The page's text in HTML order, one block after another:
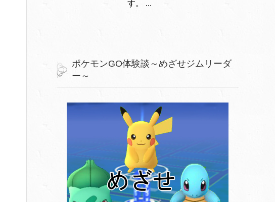
す。 ...
ポケモンGO体験談～めざせジムリーダ
ー～